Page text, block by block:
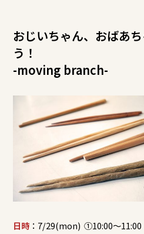
おじいちゃん、おばあ
う！
-moving branch-
日時 ：7/29(mon) ①10:00～